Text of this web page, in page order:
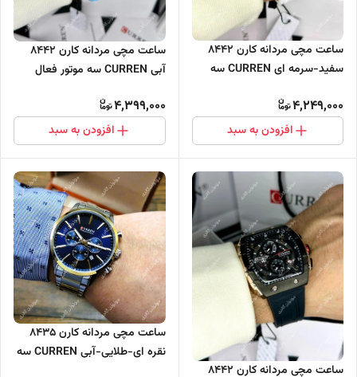
ساعت مچی مردانه کارن 8442
سفید-سرمه ای CURREN سه
4,249,000
افزودن به سبد
ساعت مچی مردانه کارن 8442
آبی CURREN سه موتور فعال
4,399,000
افزودن به سبد
ساعت مچی مردانه کارن 8442
ساعت مچی مردانه کارن 8435
نقره ای-طلایی-آبی CURREN سه